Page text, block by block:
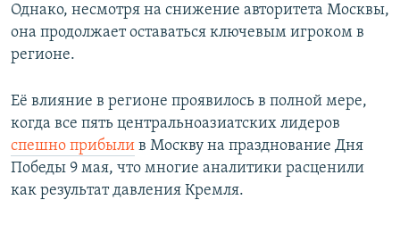
Однако, несмотря на снижение авторитета Москвы,
она продолжает оставаться ключевым игроком в
регионе.
Её влияние в регионе проявилось в полной мере,
когда все пять центральноазиатских лидеров
спешно прибыли в Москву на празднование Дня
Победы 9 мая, что многие аналитики расценили
как результат давления Кремля.